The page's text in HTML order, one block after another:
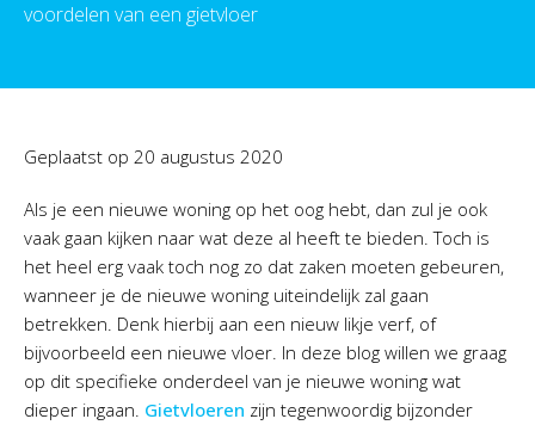
voordelen van een gietvloer
Geplaatst op 20 augustus 2020
Als je een nieuwe woning op het oog hebt, dan zul je ook
vaak gaan kijken naar wat deze al heeft te bieden. Toch is
het heel erg vaak toch nog zo dat zaken moeten gebeuren,
wanneer je de nieuwe woning uiteindelijk zal gaan
betrekken. Denk hierbij aan een nieuw likje verf, of
bijvoorbeeld een nieuwe vloer. In deze blog willen we graag
op dit specifieke onderdeel van je nieuwe woning wat
dieper ingaan. Gietvloeren zijn tegenwoordig bijzonder